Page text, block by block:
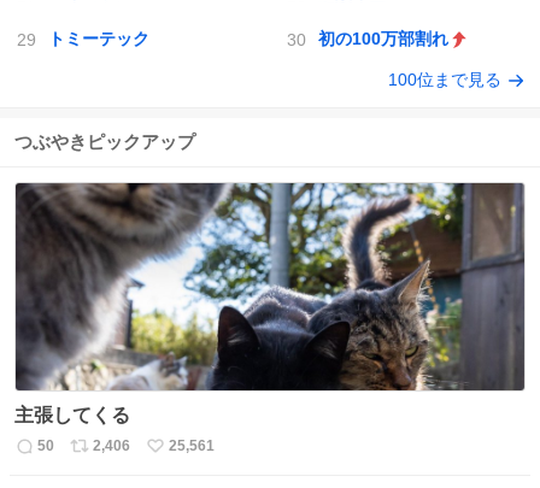
トミーテック 初の100万部割れ
100位まで見る
つぶやきピックアップ
主張してくる
返
50
リ
2,406
い
25,561